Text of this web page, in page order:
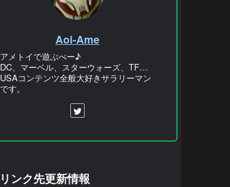
Aoi-Ame
アメトイで遊ぶべー♪
DC、マーベル、スターウォーズ、TF…
USAコンテンツ全般大好きサラリーマン
です。
リンク先更新情報